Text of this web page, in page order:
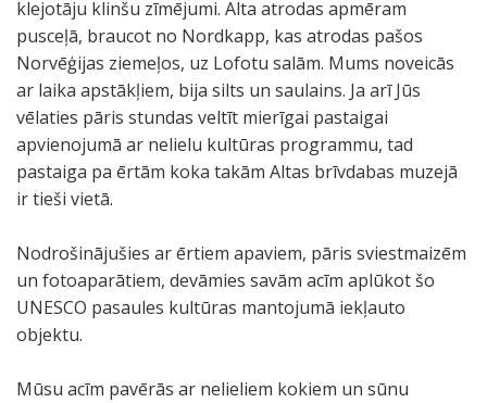
klejotāju klinšu zīmējumi. Alta atrodas apmēram
pusceļā, braucot no Nordkapp, kas atrodas pašos
Norvēģijas ziemeļos, uz Lofotu salām. Mums noveicās
ar laika apstākļiem, bija silts un saulains. Ja arī Jūs
vēlaties pāris stundas veltīt mierīgai pastaigai
apvienojumā ar nelielu kultūras programmu, tad
pastaiga pa ērtām koka takām Altas brīvdabas muzejā
ir tieši vietā.
Nodrošinājušies ar ērtiem apaviem, pāris sviestmaizēm
un fotoaparātiem, devāmies savām acīm aplūkot šo
UNESCO pasaules kultūras mantojumā iekļauto
objektu.
Mūsu acīm pavērās ar nelieliem kokiem un sūnu